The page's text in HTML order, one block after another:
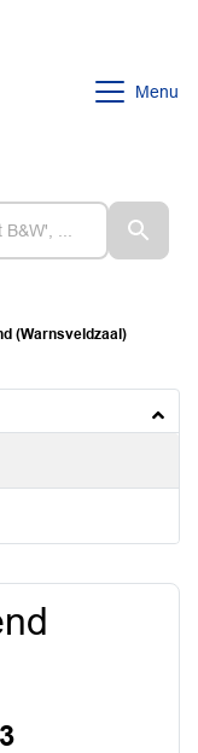
Menu
(Warnsveldzaal)